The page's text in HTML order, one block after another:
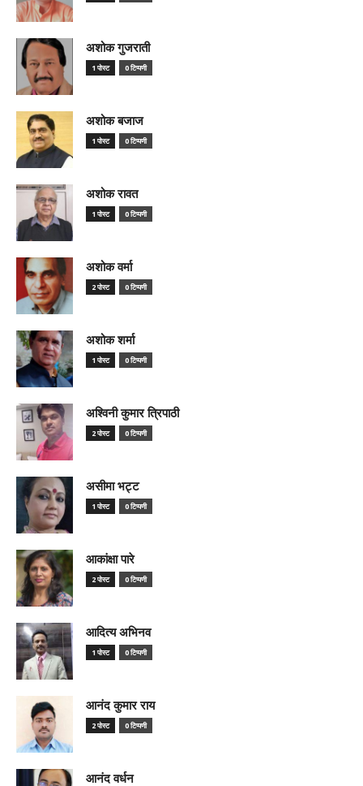
अशोक गुजराती
1 पोस्ट 0 टिप्पणी
अशोक बजाज
1 पोस्ट 0 टिप्पणी
अशोक रावत
1 पोस्ट 0 टिप्पणी
अशोक वर्मा
2 पोस्ट 0 टिप्पणी
अशोक शर्मा
1 पोस्ट 0 टिप्पणी
अश्विनी कुमार त्रिपाठी
2 पोस्ट 0 टिप्पणी
असीमा भट्ट
1 पोस्ट 0 टिप्पणी
आकांक्षा पारे
2 पोस्ट 0 टिप्पणी
आदित्य अभिनव
1 पोस्ट 0 टिप्पणी
आनंद कुमार राय
2 पोस्ट 0 टिप्पणी
आनंद वर्धन